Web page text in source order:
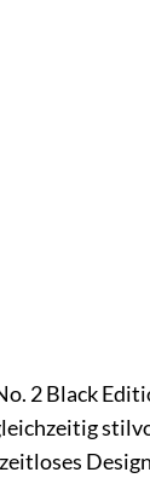
2 Black